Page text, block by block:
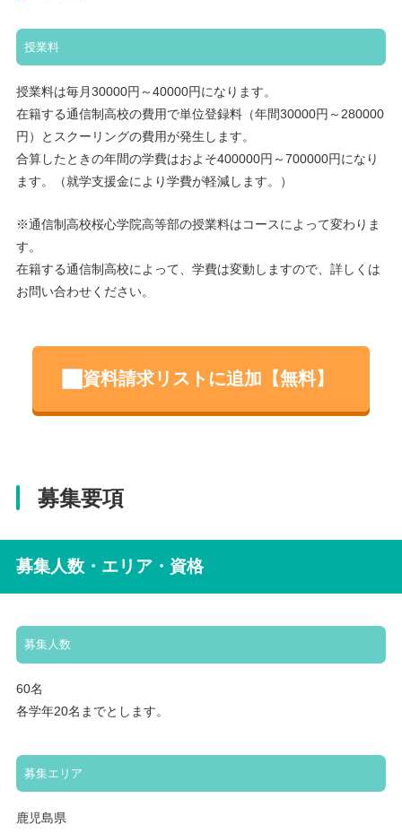
授業料
授業料は毎月30000円～40000円になります。
在籍する通信制高校の費用で単位登録料（年間30000円～280000
円）とスクーリングの費用が発生します。
合算したときの年間の学費はおよそ400000円～700000円になり
ます。（就学支援金により学費が軽減します。）
※通信制高校桜心学院高等部の授業料はコースによって変わりま
す。
在籍する通信制高校によって、学費は変動しますので、詳しくは
お問い合わせください。
資料請求リストに追加【無料】
募集要項
募集人数・エリア・資格
募集人数
60名
各学年20名までとします。
募集エリア
鹿児島県